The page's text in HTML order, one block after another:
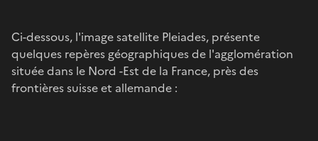
Ci-dessous, l'image satellite Pleiades, présente
quelques repères géographiques de l'agglomération
située dans le Nord -Est de la France, près des
frontières suisse et allemande :